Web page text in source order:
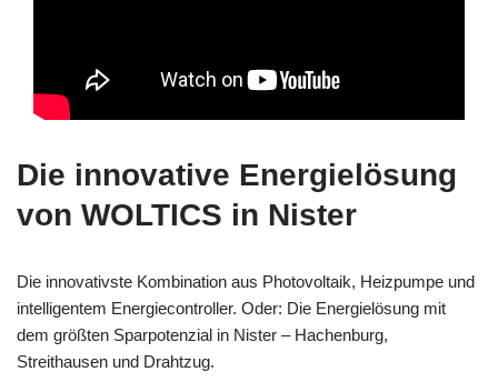
Die innovative Energielösung
von WOLTICS in Nister
Die innovativste Kombination aus Photovoltaik, Heizpumpe und
intelligentem Energiecontroller. Oder: Die Energielösung mit
dem größten Sparpotenzial in Nister – Hachenburg,
Streithausen und Drahtzug.